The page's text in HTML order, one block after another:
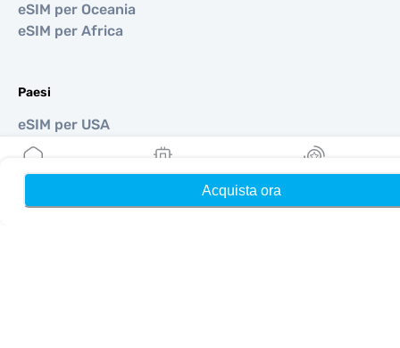
Acquista ora
eSIM per Oceania
eSIM per Africa
Paesi
eSIM per USA
eSIM per Giappone
eSIM per Italia
Le mie eSIM Ricompense